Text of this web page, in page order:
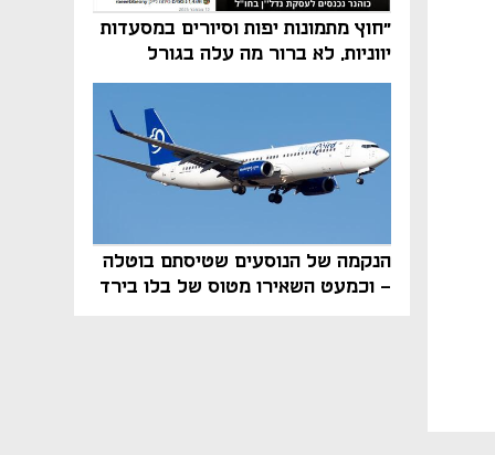
"חוץ מתמונות יפות וסיורים במסעדות
יווניות, לא ברור מה עלה בגורל
פרויקט הנדל"ן"
הנקמה של הנוסעים שטיסתם בוטלה
- וכמעט השאירו מטוס של בלו בירד